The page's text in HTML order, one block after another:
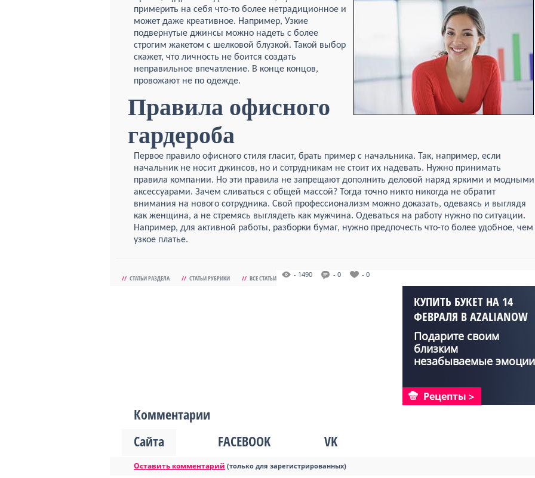
примерить на себя что-то более нетрадиционное и
может даже креативное. Например, Узкие
подвернутые джинсы можно надеть с более
строгим жакетом с шелковой блузкой. Такой выбор
скажет, что личность не боится создать
неправильное впечатление. В конце концов,
провожают не по одежде.
Правила офисного
гардероба
Первое правило офисного стиля гласит, брать пример с начальника. Так, например, если
начальник не носит джинсов, но и сотрудникам не стоит их надевать. Нужно принимать
правила компании. Но эти правила не запрещают дополнить деловой наряд яркими и модными
аксессуарами. Зачем сливаться с общей массой? Тогда точно никто никогда не обратит
внимания на нового сотрудника. Свой профессионализм можно доказать, одеваясь и выглядя
как женщина, а не стремясь выглядеть как мужчина. Одеваться на работу нужно по ситуации.
Например, для активной работы, разборки бумаг, нужно предпочесть что-то более удобное, чем
узкое платье.
// СТАТЬИ РАЗДЕЛА // СТАТЬИ РУБРИКИ // ВСЕ СТАТЬИ - 1490 - 0 - 0
КУПИТЬ БУКЕТ НА 14
ФЕВРАЛЯ В AZALIANOW
Подарите своим
близким
незабываемые эмоции
Рецепты
Комментарии
Сайта
FACEBOOK VK
Оставить комментарий (только для зарегистрированных)